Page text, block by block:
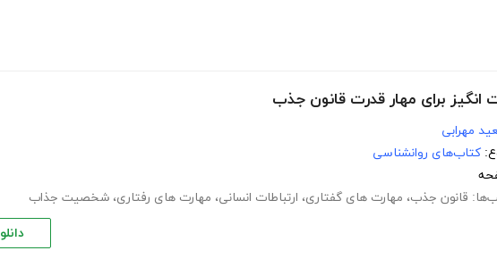
انگیز برای مهار قدرت قانون جذب
مهرابی
کتاب‌های روانشناسی
قانون جذب، مهارت های گفتاری، ارتباطات انسانی، مهارت های رفتاری، شخصیت جذاب